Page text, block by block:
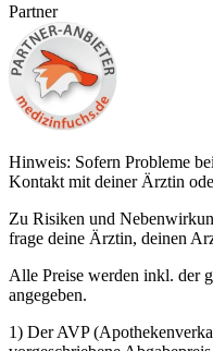
Partner
Hinweis: Sofern Probleme
Kontakt mit deiner Ärztin
Zu Risiken und
frage deine Ärztin, deinen
Alle Preise werden inkl. der
angegeben.
1) Der AVP